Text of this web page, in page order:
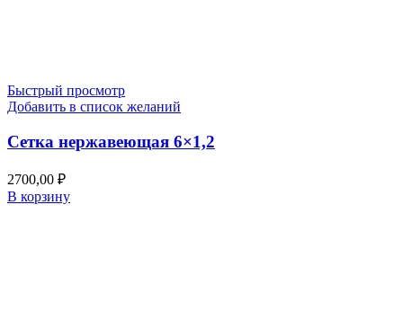
Быстрый просмотр
Добавить в список желаний
Сетка нержавеющая 6×1,2
2700,00 ₽
В корзину